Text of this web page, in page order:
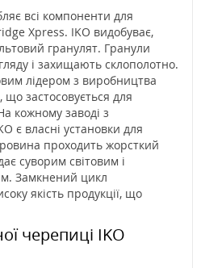
всі компоненти для
Xpress. IKO видобуває,
гранулят. Гранули
і захищають склополотно.
лідером з виробництва
застосовується для
кожному заводі з
є власні установки для
проходить жорсткий
суворим світовим і
Замкнений цикл
якість продукції, що
черепиці IKO